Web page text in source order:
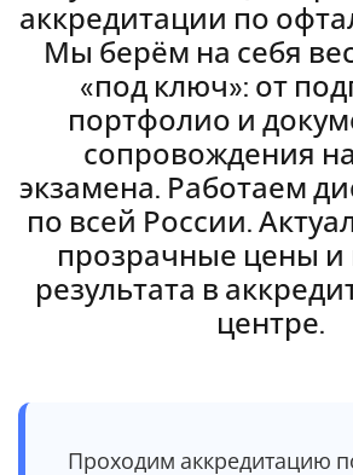
аккредитации по
Мы берём на себя
«под ключ»: от
портфолио и
сопровождения
экзамена. Работаем
по всей России.
прозрачные цены и
результата в
центре.
Проходим аккредитацию